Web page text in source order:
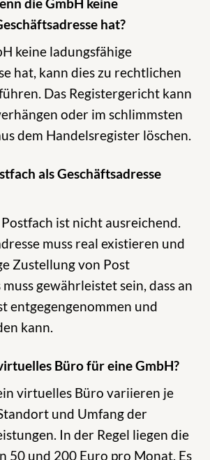
hat?
keine ladungsfähige
hat, kann dies zu rechtlichen
Das Registergericht kann
oder im schlimmsten
dem Handelsregister löschen.
als Geschäftsadresse
ist nicht ausreichend.
muss real existieren und
Zustellung von Post
gewährleistet sein, dass an
entgegengenommen und
kann.
Büro für eine GmbH?
virtuelles Büro variieren je
und Umfang der
In der Regel liegen die
50 und 200 Euro pro Monat. Es